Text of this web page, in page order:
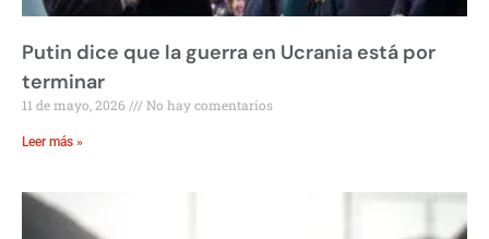
Putin dice que la guerra en Ucrania está por
terminar
11 de mayo, 2026 No hay comentarios
Leer más »